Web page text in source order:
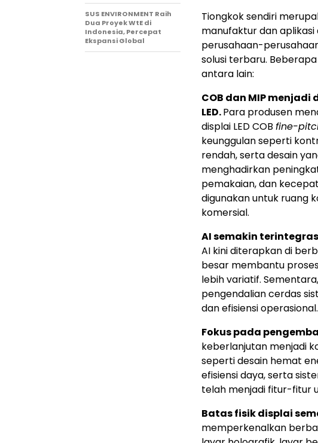
Tiongkok sendiri
manufaktur dan aplikasi
perusahaan-
solusi terbaru.
antara lain:
COB dan MIP
LED.Para produsen
displai LED COB fine-
keunggulan seperti
rendah, serta desain
menghadirkan
pemakaian, dan
digunakan untuk ruang
komersial.
AI semakin
AI kini diterapkan di
besar membantu
lebih variatif.
pengendalian cerdas
dan efisiensi operasional.
Fokus pada
keberlanjutan menjadi
seperti desain hemat
efisiensi daya, serta
telah menjadi fitur-fitur
Batas fisik displai
memperkenalkan
SUS ENVIRONMENT Raih
Dua Proyek WtE di
Indonesia, Percepat
Ekspansi Global